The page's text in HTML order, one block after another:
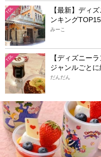
TDL
【最新】ディ
ンキング
みーこ
TDL
【ディズニー
ジャンルごとに
だんだん